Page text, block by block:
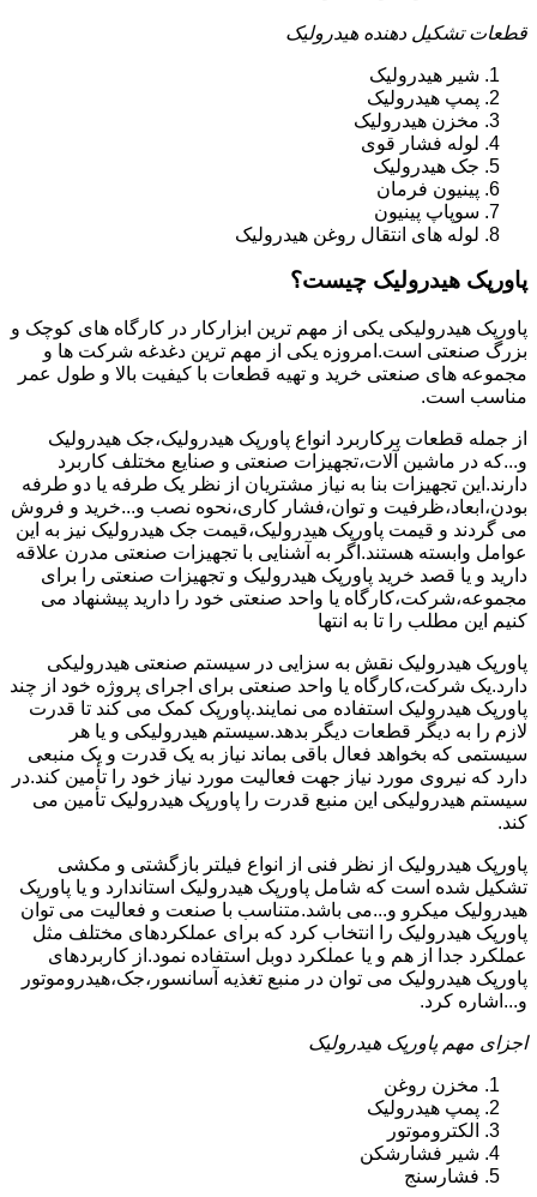
قطعات تشکیل دهنده هیدرولیک
شیر هیدرولیک
پمپ هیدرولیک
مخزن هیدرولیک
لوله فشار قوی
جک هیدرولیک
پینیون فرمان
سوپاپ پینیون
لوله های انتقال روغن هیدرولیک
پاورپک هیدرولیک چیست؟
پاورپک هیدرولیکی یکی از مهم ترین ابزارکار در کارگاه های کوچک و
بزرگ صنعتی است.امروزه یکی از مهم ترین دغدغه شرکت ها و
مجموعه های صنعتی خرید و تهیه قطعات با کیفیت بالا و طول عمر
مناسب است.
از جمله قطعات پرکاربرد انواع پاورپک هیدرولیک،جک هیدرولیک
و...که در ماشین آلات،تجهیزات صنعتی و صنایع مختلف کاربرد
دارند.این تجهیزات بنا به نیاز مشتریان از نظر یک طرفه یا دو طرفه
بودن،ابعاد،ظرفیت و توان،فشار کاری،نحوه نصب و...خرید و فروش
می گردند و قیمت پاورپک هیدرولیک،قیمت جک هیدرولیک نیز به این
عوامل وابسته هستند.اگر به آشنایی با تجهیزات صنعتی مدرن علاقه
دارید و یا قصد خرید پاورپک هیدرولیک و تجهیزات صنعتی را برای
مجموعه،شرکت،کارگاه یا واحد صنعتی خود را دارید پیشنهاد می
کنیم این مطلب را تا به انتها
پاورپک هیدرولیک نقش به سزایی در سیستم صنعتی هیدرولیکی
دارد.یک شرکت،کارگاه یا واحد صنعتی برای اجرای پروژه خود از چند
پاورپک هیدرولیک استفاده می نمایند.پاورپک کمک می کند تا قدرت
لازم را به دیگر قطعات دیگر بدهد.سیستم هیدرولیکی و یا هر
سیستمی که بخواهد فعال باقی بماند نیاز به یک قدرت و یک منبعی
دارد که نیروی مورد نیاز جهت فعالیت مورد نیاز خود را تأمین کند.در
سیستم هیدرولیکی این منبع قدرت را پاورپک هیدرولیک تأمین می
کند.
پاورپک هیدرولیک از نظر فنی از انواع فیلتر بازگشتی و مکشی
تشکیل شده است که شامل پاورپک هیدرولیک استاندارد و یا پاورپک
هیدرولیک میکرو و...می باشد.متناسب با صنعت و فعالیت می توان
پاورپک هیدرولیک را انتخاب کرد که برای عملکردهای مختلف مثل
عملکرد جدا از هم و یا عملکرد دوبل استفاده نمود.از کاربردهای
پاورپک هیدرولیک می توان در منبع تغذیه آسانسور،جک،هیدروموتور
و...اشاره کرد.
اجزای مهم پاورپک هیدرولیک
مخزن روغن
پمپ هیدرولیک
الکتروموتور
شیر فشارشکن
فشارسنج